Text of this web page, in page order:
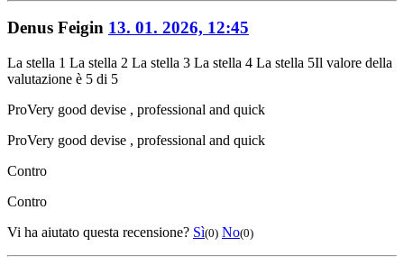
Denus Feigin 13. 01. 2026, 12:45
La stella 1 La stella 2 La stella 3 La stella 4 La stella 5Il valore della
valutazione è 5 di 5
ProVery good devise , professional and quick
ProVery good devise , professional and quick
Contro
Contro
Vi ha aiutato questa recensione? Sì(0) No(0)